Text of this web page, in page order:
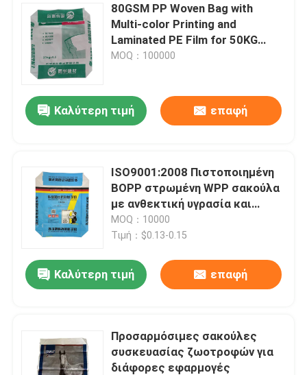
80GSM PP Woven Bag with
Multi-color Printing and
Laminated PE Film for 50KG
Cement and Gypsum Powder
MOQ：100000
Καλύτερη τιμή επαφή
ISO9001:2008 Πιστοποιημένη
BOPP στρωμένη WPP σακούλα
με ανθεκτική υγρασία και
προσαρμοσμένο μέγεθος
αποδεκτό για κολλήματα
επικάλυψη
MOQ：10000
Τιμή：$0.13-0.15
Καλύτερη τιμή επαφή
Προσαρμόσιμες σακούλες
συσκευασίας ζωοτροφών για
διάφορες εφαρμογές